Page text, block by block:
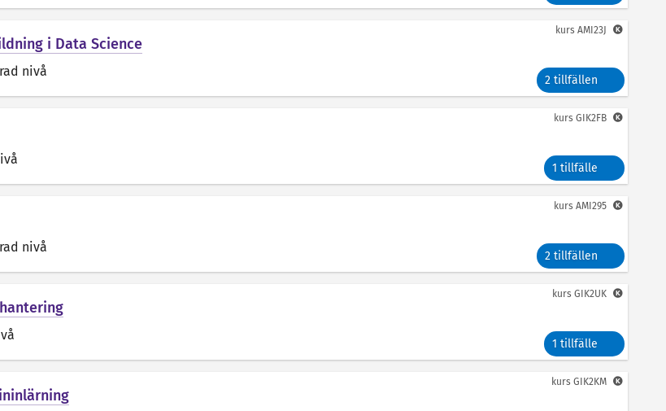
i Data Science
nivå
2 tillfällen
kurs AMI23J
1 tillfälle
kurs GIK2FB
nivå
2 tillfällen
kurs AMI295
1 tillfälle
kurs GIK2UK
kurs GIK2KM